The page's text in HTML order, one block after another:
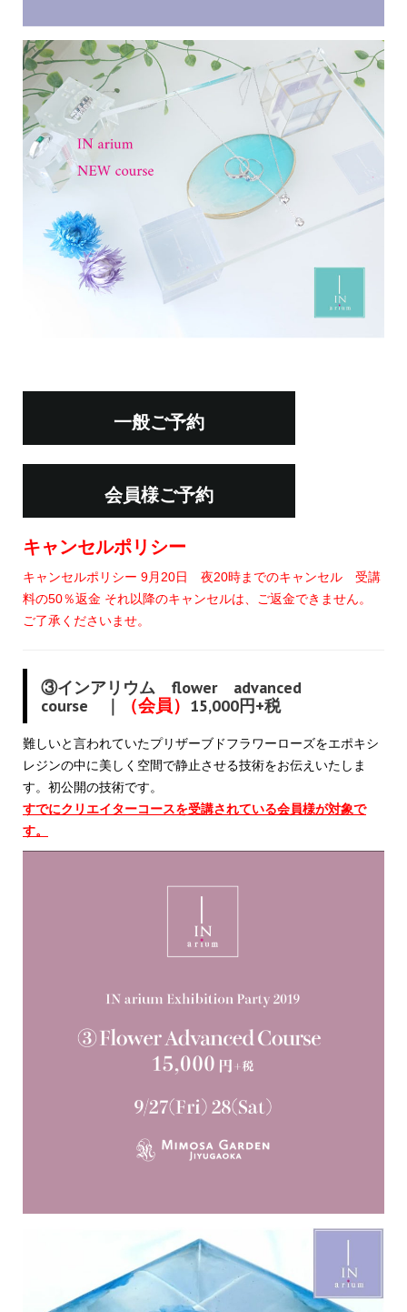
一般ご予約
会員様ご予約
キャンセルポリシー
キャンセルポリシー 9月20日 夜20時までのキャンセル 受講
料の50％返金 それ以降のキャンセルは、ご返金できません。
ご了承くださいませ。
③インアリウム flower advanced
course ｜
（会員） 15,000円+税
難しいと言われていたプリザーブドフラワーローズをエポキシ
レジンの中に美しく空間で静止させる技術をお伝えいたしま
す。初公開の技術です。
すでにクリエイターコースを受講されている会員様が対象で
す。